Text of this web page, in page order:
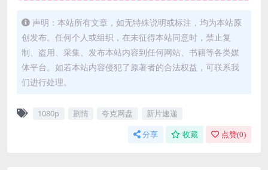
声明：本站所有文章，如无特殊说明或标注，均为本站原
创发布。任何个人或组织，在未征得本站同意时，禁止复
制、盗用、采集、发布本站内容到任何网站、书籍等各类媒
体平台。如若本站内容侵犯了原著者的合法权益，可联系我
们进行处理。
1080p 剧情 夸克网盘 新片速递
分享 收藏 点赞(0)